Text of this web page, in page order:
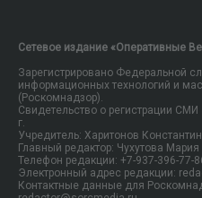
Сетевое издание «Оперативные
Зарегистрировано Федеральной
информационных технологий и
(Роскомнадзор).
Свидетельство о регистрации
г.
Учредитель: Харитонов
Главный редактор: Чухутова Мария
Телефон редакции: +7-937-396-77-
Электронный адрес редакции:
Контактные данные для